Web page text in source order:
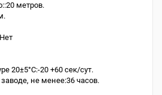
метров.
20±5°С:-20 +60 сек/сут.
не менее:36 часов.